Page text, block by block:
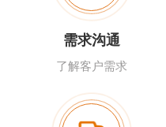
需求沟通
了解客户需求